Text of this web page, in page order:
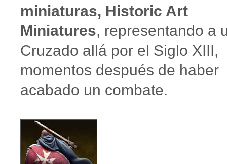
miniaturas, Historic Art
Miniatures, representando a
Cruzado allá por el Siglo XIII,
momentos después de haber
acabado un combate.